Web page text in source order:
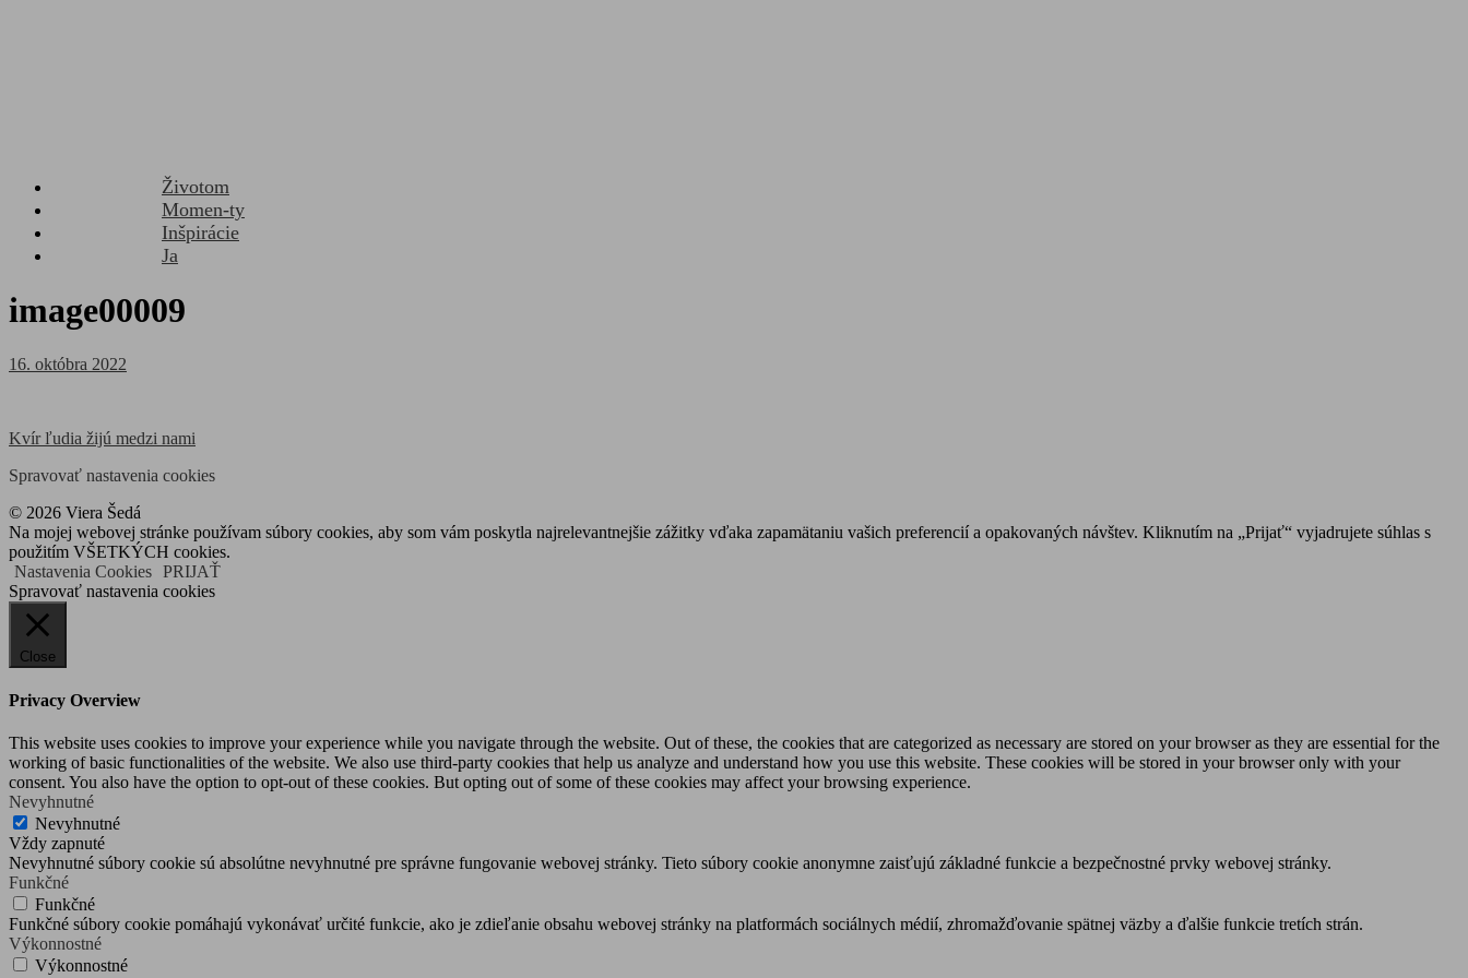
Životom
Momen-ty
Inšpirácie
Ja
image00009
Posted
16. októbra 2022
Navigácia
v
článku
Kvír ľudia žijú medzi nami
Spravovať nastavenia cookies
© 2026 Viera Šedá
Na mojej webovej stránke používam súbory cookies, aby som vám poskytla najrelevantnejšie zážitky vďaka zapamätaniu vašich preferencií a opakovaných návštev. Kliknutím na „Prijať“ vyjadrujete súhlas s
použitím VŠETKÝCH cookies.
Nastavenia Cookies PRIJAŤ
Spravovať nastavenia cookies
Close
Privacy Overview
This website uses cookies to improve your experience while you navigate through the website. Out of these, the cookies that are categorized as necessary are stored on your browser as they are essential for the
working of basic functionalities of the website. We also use third-party cookies that help us analyze and understand how you use this website. These cookies will be stored in your browser only with your
consent. You also have the option to opt-out of these cookies. But opting out of some of these cookies may affect your browsing experience.
Nevyhnutné
Nevyhnutné
Vždy zapnuté
Nevyhnutné súbory cookie sú absolútne nevyhnutné pre správne fungovanie webovej stránky. Tieto súbory cookie anonymne zaisťujú základné funkcie a bezpečnostné prvky webovej stránky.
Funkčné
Funkčné
Funkčné súbory cookie pomáhajú vykonávať určité funkcie, ako je zdieľanie obsahu webovej stránky na platformách sociálnych médií, zhromažďovanie spätnej väzby a ďalšie funkcie tretích strán.
Výkonnostné
Výkonnostné